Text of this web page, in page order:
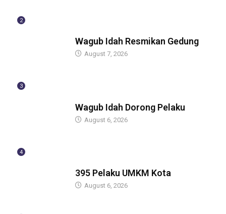
2
Wagub Idah Resmikan Gedung
August 7, 2026
3
Wagub Idah Dorong Pelaku
August 6, 2026
4
395 Pelaku UMKM Kota
August 6, 2026